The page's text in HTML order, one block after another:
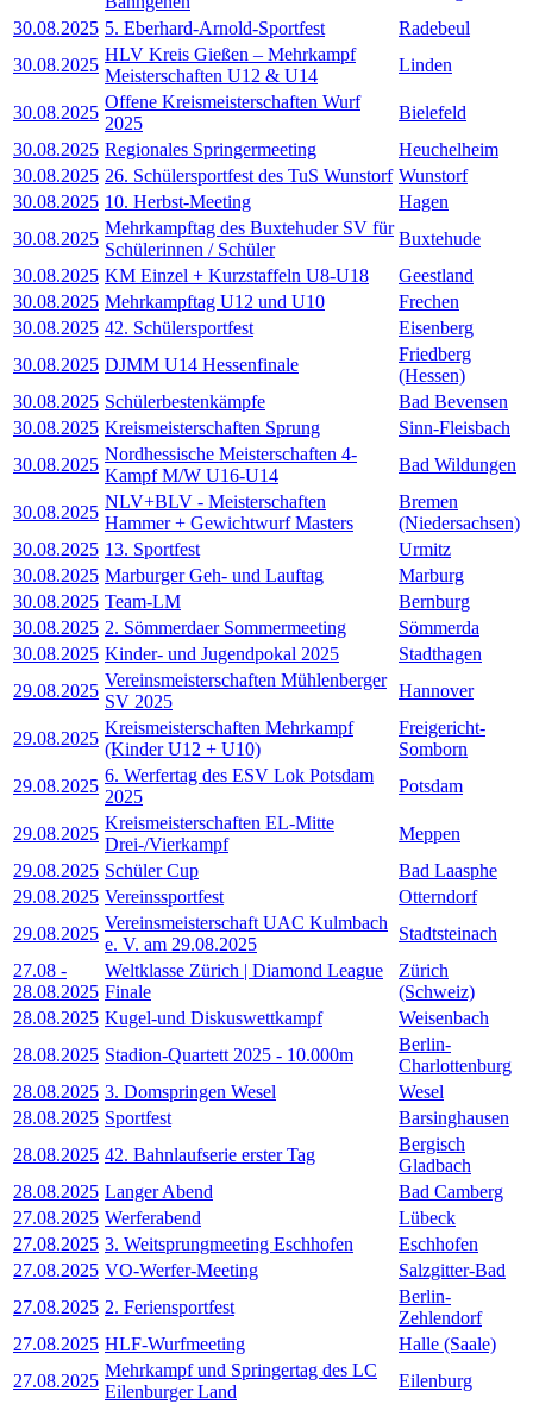
30.08.2025 5. Eberhard-Arnold-Sportfest
Radebeul
30.08.2025
HLV Kreis Gießen – Mehrkampf
Meisterschaften U12 & U14
Linden
30.08.2025
Offene Kreismeisterschaften Wurf
2025
Bielefeld
30.08.2025 Regionales Springermeeting
Heuchelheim
30.08.2025 26. Schülersportfest des TuS Wunstorf Wunstorf
30.08.2025 10. Herbst-Meeting
Hagen
30.08.2025
Mehrkampftag des Buxtehuder SV für
Schülerinnen / Schüler
Buxtehude
30.08.2025 KM Einzel + Kurzstaffeln U8-U18
Geestland
30.08.2025 Mehrkampftag U12 und U10
Frechen
30.08.2025 42. Schülersportfest
Eisenberg
30.08.2025 DJMM U14 Hessenfinale
Friedberg
(Hessen)
30.08.2025 Schülerbestenkämpfe
Bad Bevensen
30.08.2025 Kreismeisterschaften Sprung
Sinn-Fleisbach
30.08.2025
Nordhessische Meisterschaften 4-
Kampf M/W U16-U14
Bad Wildungen
30.08.2025
NLV+BLV - Meisterschaften
Hammer + Gewichtwurf Masters
Bremen
(Niedersachsen)
30.08.2025 13. Sportfest
Urmitz
30.08.2025 Marburger Geh- und Lauftag
Marburg
30.08.2025 Team-LM
Bernburg
30.08.2025 2. Sömmerdaer Sommermeeting
Sömmerda
30.08.2025 Kinder- und Jugendpokal 2025
Stadthagen
29.08.2025
Vereinsmeisterschaften Mühlenberger
SV 2025
Hannover
29.08.2025
Kreismeisterschaften Mehrkampf
(Kinder U12 + U10)
Freigericht-
Somborn
29.08.2025
6. Werfertag des ESV Lok Potsdam
2025
Potsdam
29.08.2025
Kreismeisterschaften EL-Mitte
Drei-/Vierkampf
Meppen
29.08.2025 Schüler Cup
Bad Laasphe
29.08.2025 Vereinssportfest
Otterndorf
29.08.2025
Vereinsmeisterschaft UAC Kulmbach
e. V. am 29.08.2025
Stadtsteinach
27.08 -
28.08.2025
Weltklasse Zürich | Diamond League
Finale
Zürich
(Schweiz)
28.08.2025 Kugel-und Diskuswettkampf
Weisenbach
28.08.2025 Stadion-Quartett 2025 - 10.000m
Berlin-
Charlottenburg
28.08.2025 3. Domspringen Wesel
Wesel
28.08.2025 Sportfest
Barsinghausen
28.08.2025 42. Bahnlaufserie erster Tag
Bergisch
Gladbach
28.08.2025 Langer Abend
Bad Camberg
27.08.2025 Werferabend
Lübeck
27.08.2025 3. Weitsprungmeeting Eschhofen
Eschhofen
27.08.2025 VO-Werfer-Meeting
Salzgitter-Bad
27.08.2025 2. Feriensportfest
Berlin-
Zehlendorf
27.08.2025 HLF-Wurfmeeting
Halle (Saale)
27.08.2025
Mehrkampf und Springertag des LC
Eilenburger Land
Eilenburg